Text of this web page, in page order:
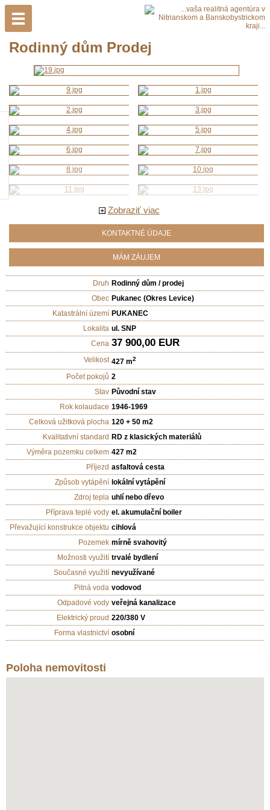
Rodinný dům Prodej
Zobraziť viac
KONTAKTNÉ ÚDAJE
MÁM ZÁUJEM
Druh Rodinný dům / prodej
Obec Pukanec (Okres Levice)
Katastrální území PUKANEC
Lokalita ul. SNP
Cena 37 900,00 EUR
Velikost 427 m2
Počet pokojů 2
Stav Původní stav
Rok kolaudace 1946-1969
Celková užitková plocha 120 + 50 m2
Kvalitativní standard RD z klasických materiálů
Výměra pozemku celkem 427 m2
Příjezd asfaltová cesta
Způsob vytápění lokální vytápění
Zdroj tepla uhlí nebo dřevo
Příprava teplé vody el. akumulační boiler
Převažující konstrukce objektu cihlová
Pozemek mírně svahovitý
Možnosti využití trvalé bydlení
Současné využití nevyužívané
Pitná voda vodovod
Odpadové vody veřejná kanalizace
Elektrický proud 220/380 V
Forma vlastnictví osobní
Poloha nemovitosti